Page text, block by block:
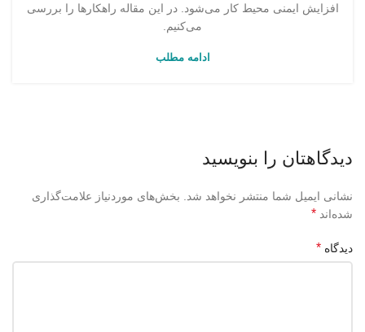
افزایش ایمنی محیط کار می‌شود. در این مقاله راهکارها را بررسی
می‌کنیم.
ادامه مطلب
دیدگاهتان را بنویسید
نشانی ایمیل شما منتشر نخواهد شد.
بخش‌های موردنیاز علامت‌گذاری
شده‌اند *
دیدگاه *